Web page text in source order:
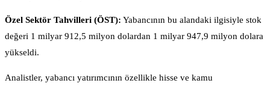
Özel Sektör Tahvilleri (ÖST): Yabancının bu alandaki ilgisiyle stok
değeri 1 milyar 912,5 milyon dolardan 1 milyar 947,9 milyon dolara
yükseldi.
Analistler, yabancı yatırımcının özellikle hisse ve kamu